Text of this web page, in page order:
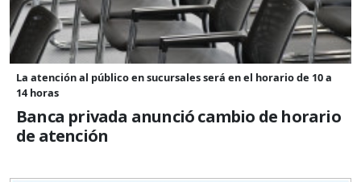
La atención al público en sucursales será en el horario de 10 a
14 horas
Banca privada anunció cambio de horario
de atención